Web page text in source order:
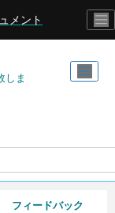
メント
しま
フィードバック